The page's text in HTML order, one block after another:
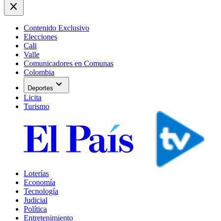
close
Contenido Exclusivo
Elecciones
Cali
Valle
Comunicadores en Comunas
Colombia
Deportes expand_more
Licita
Turismo
Loterías
Economía
Tecnología
Judicial
Política
Entretenimiento